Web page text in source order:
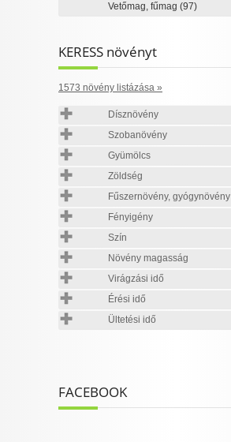
Vetőmag, fűmag (97)
KERESS növényt
1573 növény listázása »
Dísznövény
Szobanövény
Gyümölcs
Zöldség
Fűszernövény, gyógynövény
Fényigény
Szín
Növény magasság
Virágzási idő
Érési idő
Ültetési idő
FACEBOOK